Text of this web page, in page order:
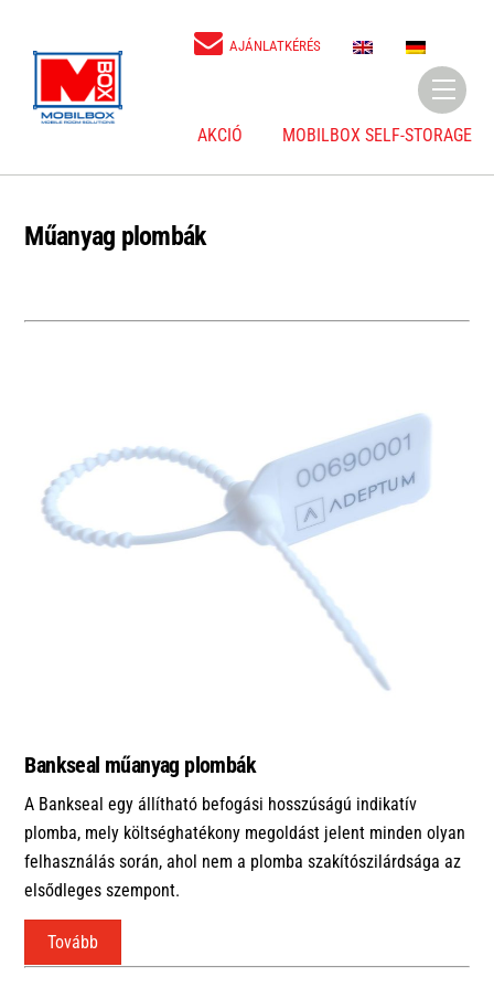
AJÁNLATKÉRÉS
E
D
Menu
AKCIÓ MOBILBOX SELF-STORAGE
Műanyag plombák
Bankseal műanyag plombák
A Bankseal egy állítható befogási hosszúságú indikatív
plomba, mely költséghatékony megoldást jelent minden olyan
felhasználás során, ahol nem a plomba szakítószilárdsága az
elsődleges szempont.
Tovább